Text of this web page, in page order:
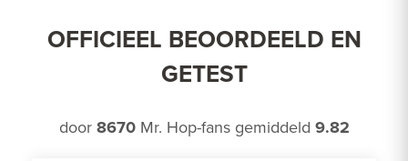
OFFICIEEL BEOORDEELD EN
GETEST
door 8670Mr. Hop-fans gemiddeld 9.82